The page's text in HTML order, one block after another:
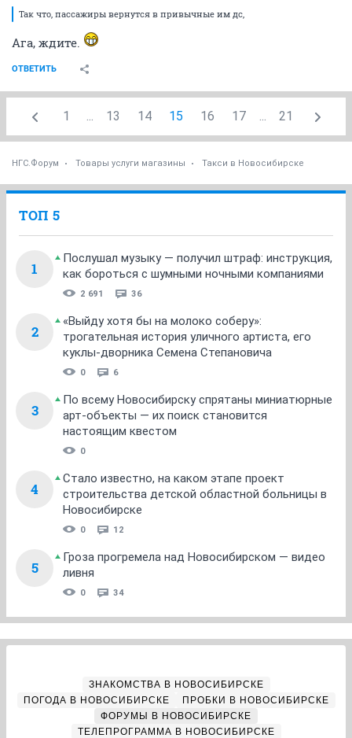
Так что, пассажиры вернутся в привычные им дс,
Ага, ждите.
ОТВЕТИТЬ
1 ... 13 14 15 16 17 ... 21
НГС.Форум Товары услуги магазины Такси в Новосибирске
ТОП 5
1
Послушал музыку — получил штраф: инструкция,
как бороться с шумными ночными компаниями
2 691 36
2
«Выйду хотя бы на молоко соберу»:
трогательная история уличного артиста, его
куклы-дворника Семена Степановича
0 6
3
По всему Новосибирску спрятаны миниатюрные
арт-объекты — их поиск становится
настоящим квестом
0
4
Стало известно, на каком этапе проект
строительства детской областной больницы в
Новосибирске
0 12
5
Гроза прогремела над Новосибирском — видео
ливня
0 34
ЗНАКОМСТВА В НОВОСИБИРСКЕ
ПОГОДА В НОВОСИБИРСКЕ
ПРОБКИ В НОВОСИБИРСКЕ
ФОРУМЫ В НОВОСИБИРСКЕ
ТЕЛЕПРОГРАММА В НОВОСИБИРСКЕ